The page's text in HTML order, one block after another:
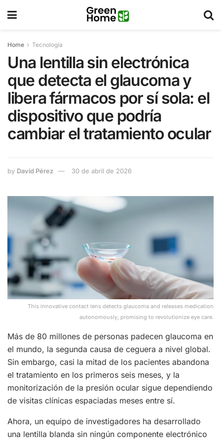
Home Tecnología
Una lentilla sin electrónica
que detecta el glaucoma y
libera fármacos por sí sola: el
dispositivo que podría
cambiar el tratamiento ocular
by David Pérez 30 de abril de 2026
This innovative contact lens detects glaucoma and releases medication
autonomously, promising to revolutionize eye care.
Más de 80 millones de personas padecen glaucoma en
el mundo, la segunda causa de ceguera a nivel global.
Sin embargo, casi la mitad de los pacientes abandona
el tratamiento en los primeros seis meses, y la
monitorización de la presión ocular sigue dependiendo
de visitas clínicas espaciadas meses entre sí.
Ahora, un equipo de investigadores ha desarrollado
una lentilla blanda sin ningún componente electrónico